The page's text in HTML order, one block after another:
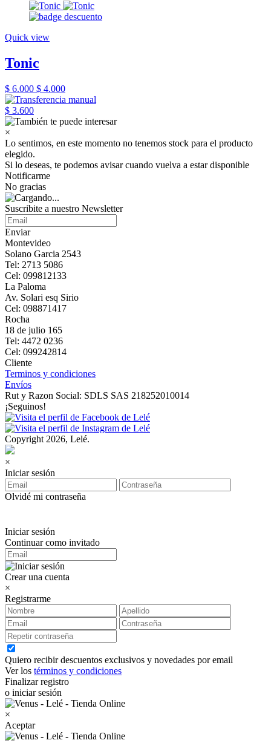
Quick view
Tonic
$ 6.000 $ 4.000
$ 3.600
×
Lo sentimos, en este momento no tenemos stock para el producto
elegido.
Si lo deseas, te podemos avisar cuando vuelva a estar disponible
Notificarme
No gracias
Suscribite a nuestro Newsletter
Enviar
Montevideo
Solano Garcia 2543
Tel: 2713 5086
Cel: 099812133
La Paloma
Av. Solari esq Sirio
Cel: 098871417
Rocha
18 de julio 165
Tel: 4472 0236
Cel: 099242814
Cliente
Terminos y condiciones
Envíos
Rut y Razon Social: SDLS SAS 218252010014
¡Seguinos!
Copyright 2026, Lelé.
×
Iniciar sesión
Olvidé mi contraseña
Iniciar sesión
Continuar como invitado
Crear una cuenta
×
Registrarme
Quiero recibir descuentos exclusivos y novedades por email
Ver los términos y condiciones
Finalizar registro
o iniciar sesión
×
Aceptar